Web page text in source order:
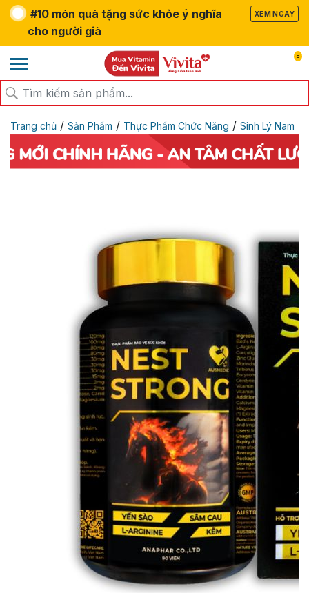
#10 món quà tặng sức khỏe ý nghĩa
cho người già
XEM NGAY
0
Trang chủ / Sản Phẩm / Thực Phẩm Chức Năng / Sinh Lý Nam